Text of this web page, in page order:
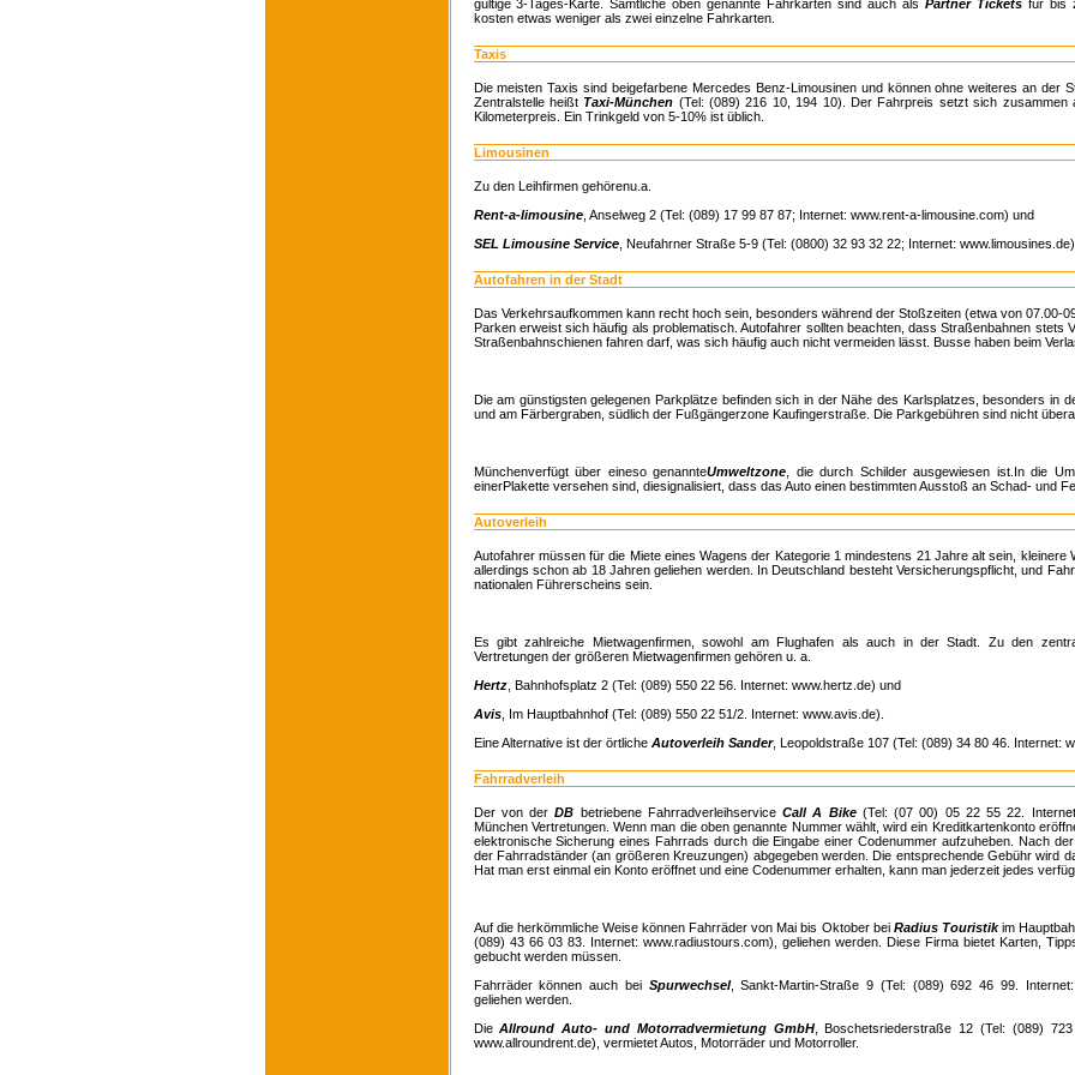
gültige 3-Tages-Karte. Sämtliche oben genannte Fahrkarten sind auch als Partner Tickets für bis
kosten etwas weniger als zwei einzelne Fahrkarten.
Taxis
Die meisten Taxis sind beigefarbene Mercedes Benz-Limousinen und können ohne weiteres an der
Zentralstelle heißt Taxi-München (Tel: (089) 216 10, 194 10). Der Fahrpreis setzt sich zusammen
Kilometerpreis. Ein Trinkgeld von 5-10% ist üblich.
Limousinen
Zu den Leihfirmen gehörenu.a.
Rent-a-limousine, Anselweg 2 (Tel: (089) 17 99 87 87; Internet: www.rent-a-limousine.com) und
SEL Limousine Service, Neufahrner Straße 5-9 (Tel: (0800) 32 93 32 22; Internet:
Autofahren in der Stadt
Das Verkehrsaufkommen kann recht hoch sein, besonders während der Stoßzeiten (etwa von 07.00-
Parken erweist sich häufig als problematisch. Autofahrer sollten beachten, dass Straßenbahnen stets
Straßenbahnschienen fahren darf, was sich häufig auch nicht vermeiden lässt. Busse haben beim
Die am günstigsten gelegenen Parkplätze befinden sich in der Nähe des Karlsplatzes, besonders in
und am Färbergraben, südlich der Fußgängerzone Kaufingerstraße. Die Parkgebühren sind nicht
Münchenverfügt über eineso genannteUmweltzone , die durch Schilder ausgewiesen ist.In die
einerPlakette versehen sind, diesignalisiert, dass das Auto einen bestimmten Ausstoß an Schad- und
Autoverleih
Autofahrer müssen für die Miete eines Wagens der Kategorie 1 mindestens 21 Jahre alt sein, kleinere
allerdings schon ab 18 Jahren geliehen werden. In Deutschland besteht Versicherungspflicht, und
nationalen Führerscheins sein.
Es gibt zahlreiche Mietwagenfirmen, sowohl am Flughafen als auch in der Stadt. Zu den
Vertretungen der größeren Mietwagenfirmen gehören u. a.
Hertz, Bahnhofsplatz 2 (Tel: (089) 550 22 56. Internet: www.hertz.de) und
Avis, Im Hauptbahnhof (Tel: (089) 550 22 51/2. Internet: www.avis.de).
Eine Alternative ist der örtliche Autoverleih Sander, Leopoldstraße 107 (Tel: (089) 34 80 46. Internet:
Fahrradverleih
Der von derDB betriebene Fahrradverleihservice Call A Bike (Tel: (07 00) 05 22 55 22.
München Vertretungen. Wenn man die oben genannte Nummer wählt, wird ein Kreditkartenkonto
elektronische Sicherung eines Fahrrads durch die Eingabe einer Codenummer aufzuheben. Nach
der Fahrradständer (an größeren Kreuzungen) abgegeben werden. Die entsprechende Gebühr wird
Hat man erst einmal ein Konto eröffnet und eine Codenummer erhalten, kann man jederzeit jedes
Auf die herkömmliche Weise können Fahrräder von Mai bis Oktober bei Radius Touristikim
(089) 43 66 03 83. Internet: www.radiustours.com), geliehen werden. Diese Firma bietet Karten,
gebucht werden müssen.
Fahrräder können auch bei Spurwechsel, Sankt-Martin-Straße 9 (Tel: (089) 692 46 99. Internet:
geliehen werden.
DieAllround Auto- und Motorradvermietung GmbH, Boschetsriederstraße 12 (Tel: (089)
www.allroundrent.de), vermietet Autos, Motorräder und Motorroller.